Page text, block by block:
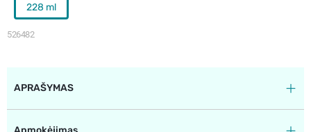
526482
228 ml
APRAŠYMAS